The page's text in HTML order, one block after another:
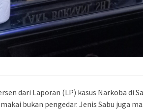
dari Laporan (LP) kasus Narkoba di
bukan pengedar. Jenis Sabu juga